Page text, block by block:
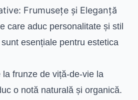
Frumusețe și Eleganță
care aduc personalitate și stil
esențiale pentru estetica
la frunze de viță-de-vie la
o notă naturală și organică.